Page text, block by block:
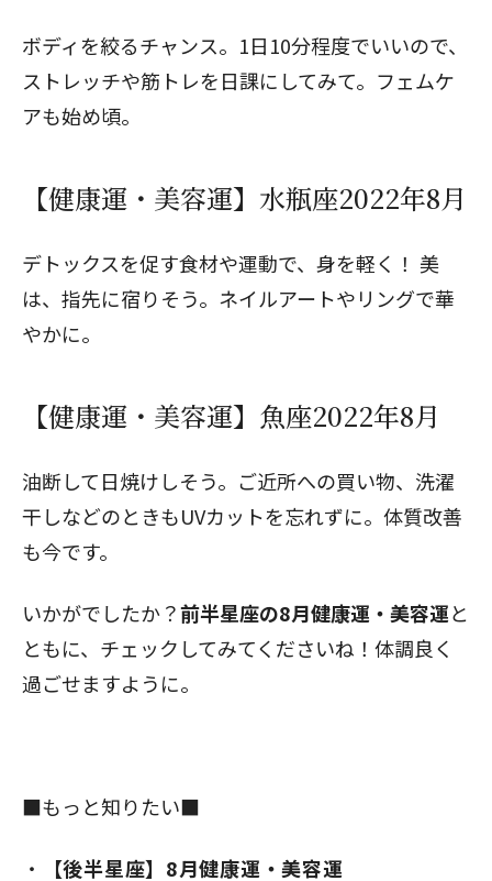
ボディを絞るチャンス。1日10分程度でいいので、
ストレッチや筋トレを日課にしてみて。フェムケ
アも始め頃。
【健康運・美容運】水瓶座2022年8月
デトックスを促す食材や運動で、身を軽く！ 美
は、指先に宿りそう。ネイルアートやリングで華
やかに。
【健康運・美容運】魚座2022年8月
油断して日焼けしそう。ご近所への買い物、洗濯
干しなどのときもUVカットを忘れずに。体質改善
も今です。
いかがでしたか？前半星座の8月健康運・美容運と
ともに、チェックしてみてくださいね！体調良く
過ごせますように。
■もっと知りたい■
【後半星座】8月健康運・美容運